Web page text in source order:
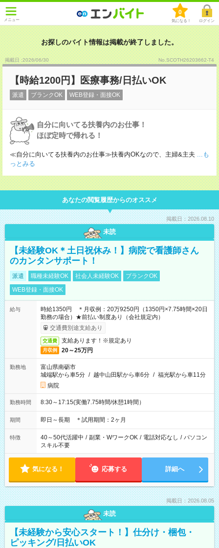
メニュー
0
気になる！ ログイン
お探しのバイト情報は掲載が終了しました。
掲載日 :2026/06/30 No.SCOTH26203662-T4
【時給1200円】医療事務/日払いOK
派遣 ブランクOK WEB登録・面接OK
自分に向いてる扶養内のお仕事！
ほぼ定時で帰れる！
≪自分に向いてる扶養内のお仕事≫扶養内OKなので、主婦&主夫 ...も
っとみる
あなたの閲覧履歴からのオススメ
掲載日：2026.08.10
未読
【未経験OK＊土日祝休み！】病院で看護師さん
のカンタンサポート！
派遣 職種未経験OK 社会人未経験OK
ブランクOK
WEB登録・面接OK
給与
時給1350円 ＊月収例：20万9250円（1350円×7.75時間×20日
勤務の場合）★前払い制度あり（会社規定内）
交通費別途支給あり
交通費 支給あります！※規定あり
月収例 20～25万円
勤務地
富山県南砺市
城端駅から車5分 / 越中山田駅から車6分 / 福光駅から車11分
病院
勤務時間 8:30～17:15(実働7.75時間/休憩1時間）
期間 即日～長期 ＊試用期間：2ヶ月
特徴 40～50代活躍中 / 副業・WワークOK / 電話対応なし / パソコン
スキル不要
気になる！ 応募する 詳細へ
掲載日：2026.08.05
未読
【未経験から安心スタート！】仕分け・梱包・
ピッキング/日払いOK